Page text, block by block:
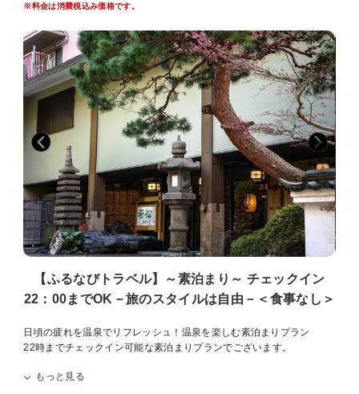
電車・・・JR湯河原駅下車バス・タクシーで約５分
バスでお越しの際にはバス停「理想郷」で下車してくださ
い。
車・・・・東京から約2時間 東名高速の厚木ICより小田原厚木道路
から小田原へ。
小田原から国道135号線より湯河原温泉方面へ。
箱根方面からは湯河原ﾊﾟｰｸｰｳｪｲを経由し、山翠楼、エクシ
ブ湯河原離宮を過ぎ
理想郷バス停手前を左折。
※料金は消費税込み価格です。
【ふるなびトラベル】～素泊まり～ チェックイン
22：00までOK－旅のスタイルは自由－＜食事なし＞
日頃の疲れを温泉でリフレッシュ！温泉を楽しむ素泊まりプラン
22時までチェックイン可能な素泊まりプランでございます。
疲れた身体を温泉で癒し、翌朝はアクティブに過ごしたい方、
もっと見る